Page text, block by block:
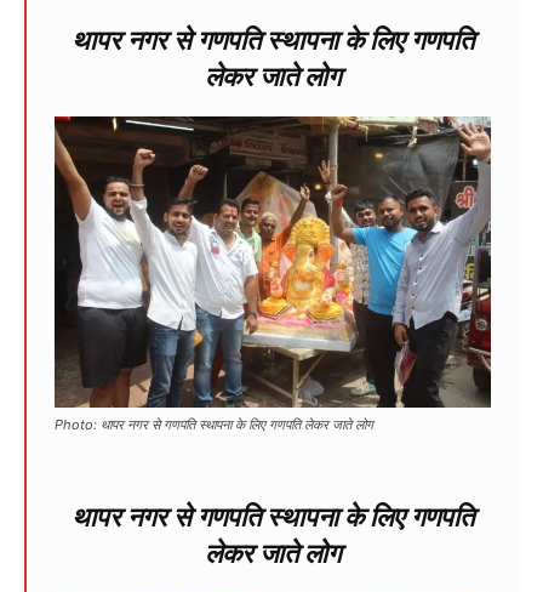
थापर नगर से गणपति स्थापना के लिए गणपति
लेकर जाते लोग
Photo: थापर नगर से गणपति स्थापना के लिए गणपति लेकर जाते लोग
थापर नगर से गणपति स्थापना के लिए गणपति
लेकर जाते लोग